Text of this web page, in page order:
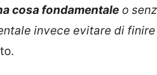
cosa fondamentale o
invece evitare di finire